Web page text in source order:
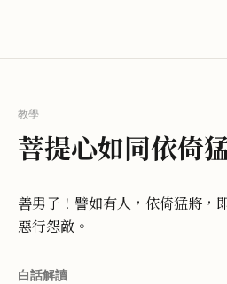
教學
菩提心如同依倚
善男子！譬如有人，依倚猛將，
惡行怨敵。
白話解讀